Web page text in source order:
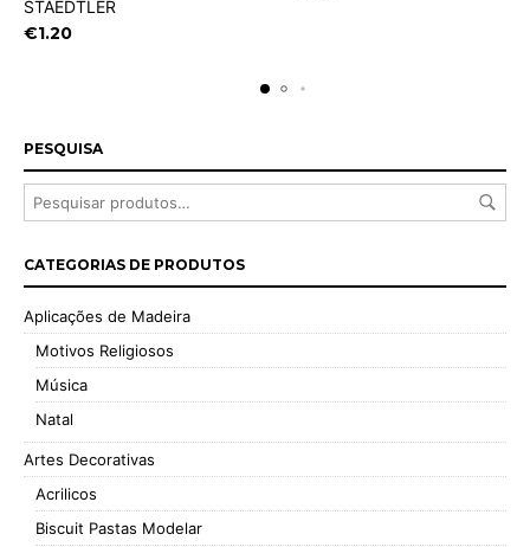
page
STAEDTLER
€1.20
PESQUISA
CATEGORIAS DE PRODUTOS
Aplicações de Madeira
Motivos Religiosos
Música
Natal
Artes Decorativas
Acrilicos
Biscuit Pastas Modelar